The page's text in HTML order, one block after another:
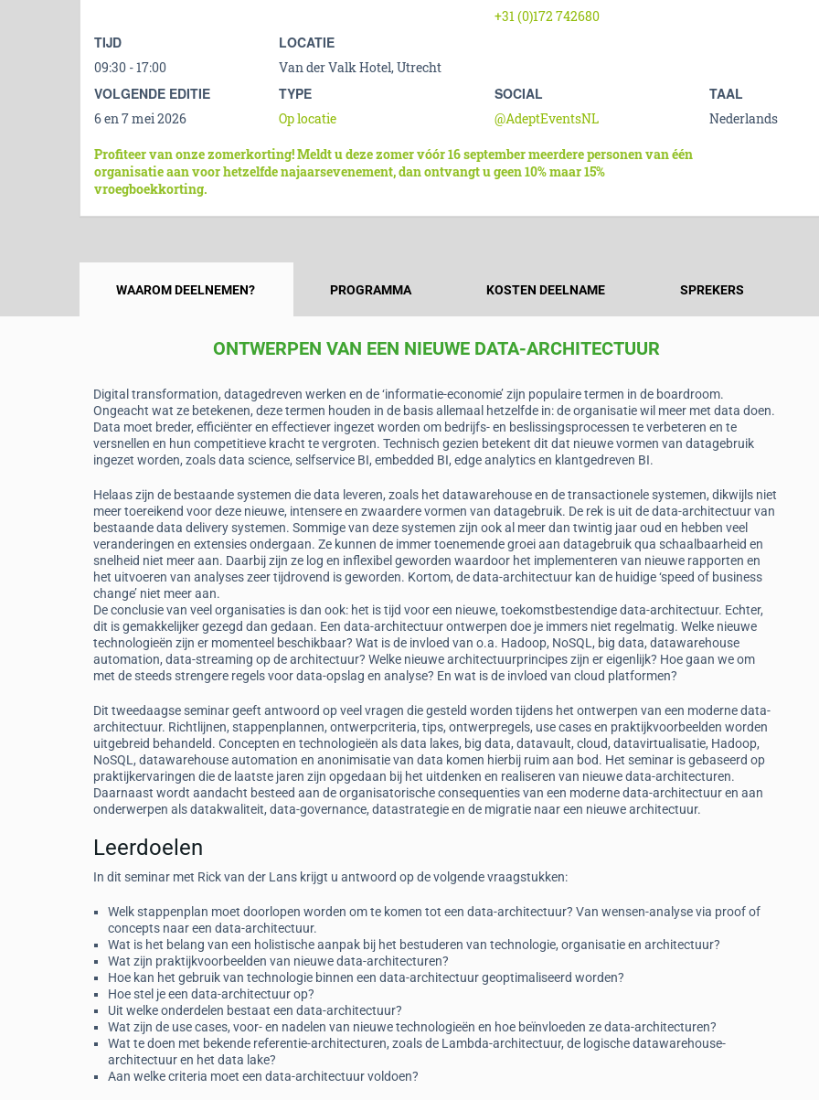
+31 (0)172 742680
TIJD LOCATIE
09:30 - 17:00 Van der Valk Hotel, Utrecht
VOLGENDE EDITIE TYPE SOCIAL TAAL
6 en 7 mei 2026 Op locatie @AdeptEventsNL Nederlands
Profiteer van onze zomerkorting! Meldt u deze zomer vóór 16 september meerdere personen van één
organisatie aan voor hetzelfde najaarsevenement, dan ontvangt u geen 10% maar 15%
vroegboekkorting.
WAAROM DEELNEMEN? PROGRAMMA KOSTEN DEELNAME SPREKERS
ONTWERPEN VAN EEN NIEUWE DATA-ARCHITECTUUR
Digital transformation, datagedreven werken en de ‘informatie-economie’ zijn populaire termen in de boardroom.
Ongeacht wat ze betekenen, deze termen houden in de basis allemaal hetzelfde in: de organisatie wil meer met data doen.
Data moet breder, efficiënter en effectiever ingezet worden om bedrijfs- en beslissingsprocessen te verbeteren en te
versnellen en hun competitieve kracht te vergroten. Technisch gezien betekent dit dat nieuwe vormen van datagebruik
ingezet worden, zoals data science, selfservice BI, embedded BI, edge analytics en klantgedreven BI.
Helaas zijn de bestaande systemen die data leveren, zoals het datawarehouse en de transactionele systemen, dikwijls niet
meer toereikend voor deze nieuwe, intensere en zwaardere vormen van datagebruik. De rek is uit de data-architectuur van
bestaande data delivery systemen. Sommige van deze systemen zijn ook al meer dan twintig jaar oud en hebben veel
veranderingen en extensies ondergaan. Ze kunnen de immer toenemende groei aan datagebruik qua schaalbaarheid en
snelheid niet meer aan. Daarbij zijn ze log en inflexibel geworden waardoor het implementeren van nieuwe rapporten en
het uitvoeren van analyses zeer tijdrovend is geworden. Kortom, de data-architectuur kan de huidige ‘speed of business
change’ niet meer aan.
De conclusie van veel organisaties is dan ook: het is tijd voor een nieuwe, toekomstbestendige data-architectuur. Echter,
dit is gemakkelijker gezegd dan gedaan. Een data-architectuur ontwerpen doe je immers niet regelmatig. Welke nieuwe
technologieën zijn er momenteel beschikbaar? Wat is de invloed van o.a. Hadoop, NoSQL, big data, datawarehouse
automation, data-streaming op de architectuur? Welke nieuwe architectuurprincipes zijn er eigenlijk? Hoe gaan we om
met de steeds strengere regels voor data-opslag en analyse? En wat is de invloed van cloud platformen?
Dit tweedaagse seminar geeft antwoord op veel vragen die gesteld worden tijdens het ontwerpen van een moderne data-
architectuur. Richtlijnen, stappenplannen, ontwerpcriteria, tips, ontwerpregels, use cases en praktijkvoorbeelden worden
uitgebreid behandeld. Concepten en technologieën als data lakes, big data, datavault, cloud, datavirtualisatie, Hadoop,
NoSQL, datawarehouse automation en anonimisatie van data komen hierbij ruim aan bod. Het seminar is gebaseerd op
praktijkervaringen die de laatste jaren zijn opgedaan bij het uitdenken en realiseren van nieuwe data-architecturen.
Daarnaast wordt aandacht besteed aan de organisatorische consequenties van een moderne data-architectuur en aan
onderwerpen als datakwaliteit, data-governance, datastrategie en de migratie naar een nieuwe architectuur.
Leerdoelen
In dit seminar met Rick van der Lans krijgt u antwoord op de volgende vraagstukken:
Welk stappenplan moet doorlopen worden om te komen tot een data-architectuur? Van wensen-analyse via proof of
concepts naar een data-architectuur.
Wat is het belang van een holistische aanpak bij het bestuderen van technologie, organisatie en architectuur?
Wat zijn praktijkvoorbeelden van nieuwe data-architecturen?
Hoe kan het gebruik van technologie binnen een data-architectuur geoptimaliseerd worden?
Hoe stel je een data-architectuur op?
Uit welke onderdelen bestaat een data-architectuur?
Wat zijn de use cases, voor- en nadelen van nieuwe technologieën en hoe beïnvloeden ze data-architecturen?
Wat te doen met bekende referentie-architecturen, zoals de Lambda-architectuur, de logische datawarehouse-
architectuur en het data lake?
Aan welke criteria moet een data-architectuur voldoen?